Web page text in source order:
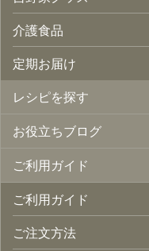
介護食品
定期お届け
レシピを探す
お役立ちブログ
ご利用ガイド
ご利用ガイド
ご注文方法